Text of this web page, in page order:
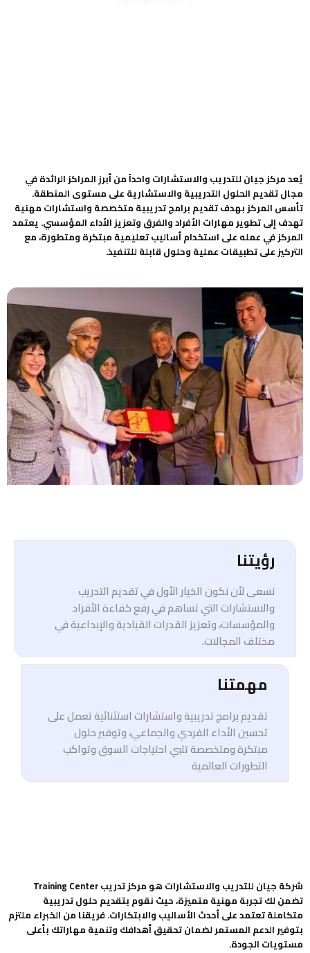
يُعد مركز جيان للتدريب والاستشارات واحداً من أبرز المراكز الرائدة في
مجال تقديم الحلول التدريبية والاستشارية على مستوى المنطقة.
تأسس المركز بهدف تقديم برامج تدريبية متخصصة واستشارات مهنية
تهدف إلى تطوير مهارات الأفراد والفرق وتعزيز الأداء المؤسسي. يعتمد
المركز في عمله على استخدام أساليب تعليمية مبتكرة ومتطورة، مع
التركيز على تطبيقات عملية وحلول قابلة للتنفيذ.
رؤيتنا
نسعى لأن نكون الخيار الأول في تقديم التدريب
والاستشارات التي تساهم في رفع كفاءة الأفراد
والمؤسسات، وتعزيز القدرات القيادية والإبداعية في
مختلف المجالات.
مهمتنا
تقديم برامج تدريبية واستشارات استثنائية تعمل على
تحسين الأداء الفردي والجماعي، وتوفير حلول
مبتكرة ومتخصصة تلبي احتياجات السوق وتواكب
التطورات العالمية
شركة جيان للتدريب والاستشارات هو مركز تدريب Training Center
تضمن لك تجربة مهنية متميزة، حيث نقوم بتقديم حلول تدريبية
متكاملة تعتمد على أحدث الأساليب والابتكارات. فريقنا من الخبراء ملتزم
بتوفير الدعم المستمر لضمان تحقيق أهدافك وتنمية مهاراتك بأعلى
مستويات الجودة.